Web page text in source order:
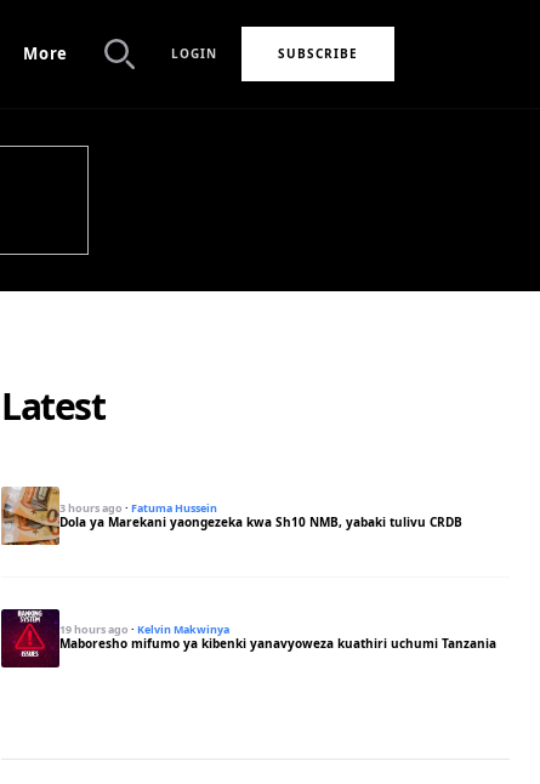
More LOGIN SUBSCRIBE
Latest
3 hours ago ·Fatuma Hussein
Dola ya Marekani yaongezeka kwa Sh10 NMB, yabaki tulivu CRDB
19 hours ago ·Kelvin Makwinya
Maboresho mifumo ya kibenki yanavyoweza kuathiri uchumi Tanzania